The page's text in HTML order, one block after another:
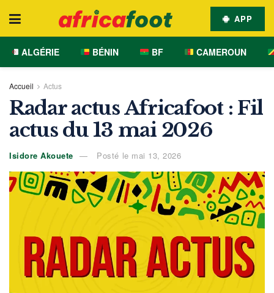
APP
ALGÉRIE BÉNIN BF CAMEROUN
Accueil Actus
Radar actus Africafoot : Fil
actus du 13 mai 2026
Isidore Akouete Posté le mai 13, 2026